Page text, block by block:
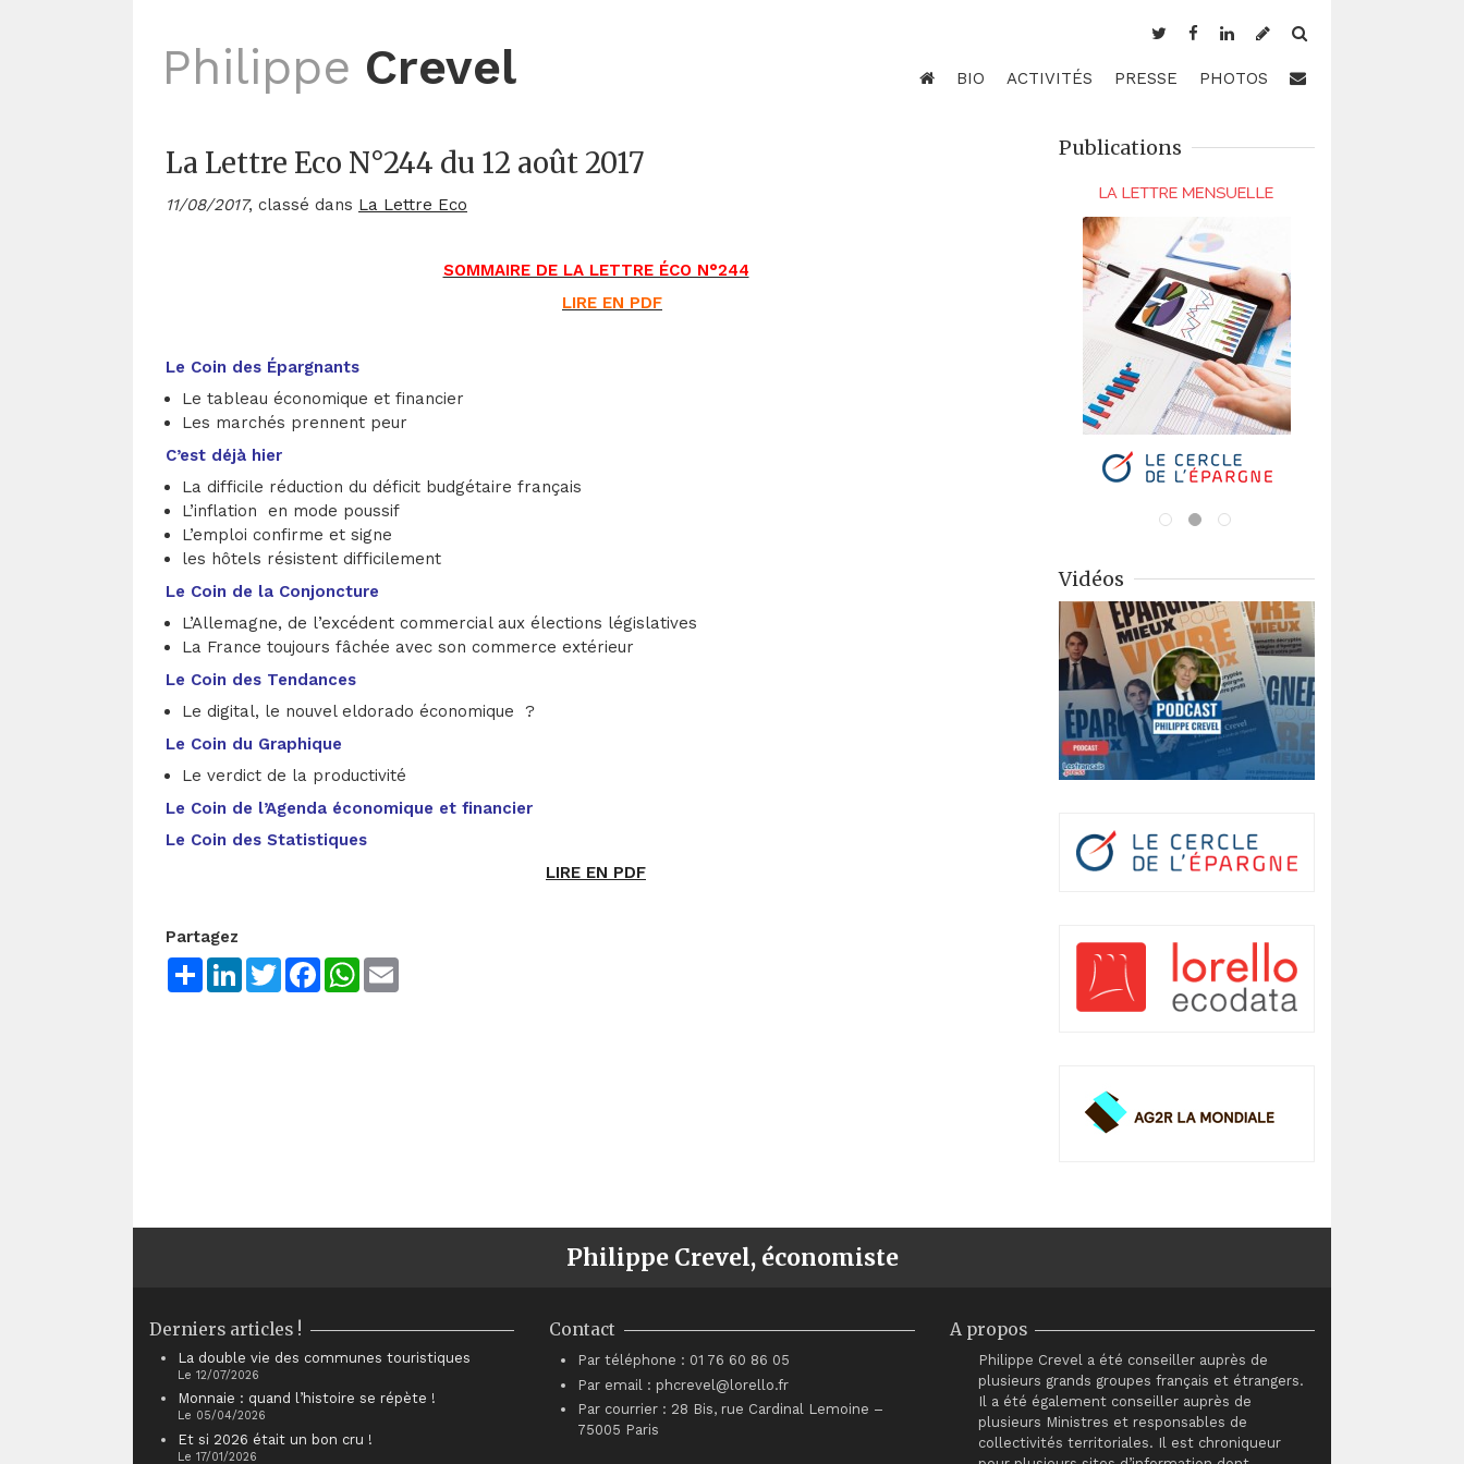
Philippe Crevel BIO ACTIVITÉS PRESSE PHOTOS
La Lettre Eco N°244 du 12 août 2017
11/08/2017, classé dans La Lettre Eco
SOMMAIRE DE LA LETTRE ÉCO N°244
LIRE EN PDF
Le Coin des Épargnants
Le tableau économique et financier
Les marchés prennent peur
C’est déjà hier
La difficile réduction du déficit budgétaire français
L’inflation en mode poussif
L’emploi confirme et signe
les hôtels résistent difficilement
Le Coin de la Conjoncture
L’Allemagne, de l’excédent commercial aux élections législatives
La France toujours fâchée avec son commerce extérieur
Le Coin des Tendances
Le digital, le nouvel eldorado économique ?
Le Coin du Graphique
Le verdict de la productivité
Le Coin de l’Agenda économique et financier
Le Coin des Statistiques
LIRE EN PDF
Partagez
ShareLinkedInTwitterFacebookWhatsApp
Publications
Vidéos
Philippe Crevel, économiste
Derniers articles !
La double vie des communes touristiques
Le 12/07/2026
Monnaie : quand l’histoire se répète !
Le 05/04/2026
Et si 2026 était un bon cru !
Le 17/01/2026
Contact
Par téléphone : 01 76 60 86 05
Par email : phcrevel@lorello.fr
Par courrier : 28 Bis, rue Cardinal Lemoine –
75005 Paris
A propos
Philippe Crevel a été conseiller auprès de
plusieurs grands groupes français et étrangers.
Il a été également conseiller auprès de
plusieurs Ministres et responsables de
collectivités territoriales. Il est chroniqueur